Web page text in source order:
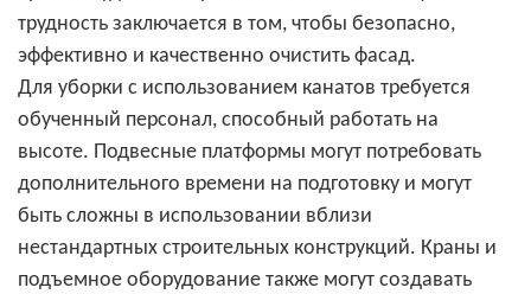
трудность заключается в том, чтобы безопасно,
эффективно и качественно очистить фасад.
Для уборки с использованием канатов требуется
обученный персонал, способный работать на
высоте. Подвесные платформы могут потребовать
дополнительного времени на подготовку и могут
быть сложны в использовании вблизи
нестандартных строительных конструкций. Краны и
подъемное оборудование также могут создавать